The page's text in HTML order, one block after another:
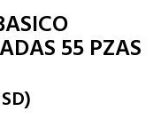
55 PZAS
)